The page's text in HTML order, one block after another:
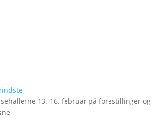
13.-16. februar på forestillinger